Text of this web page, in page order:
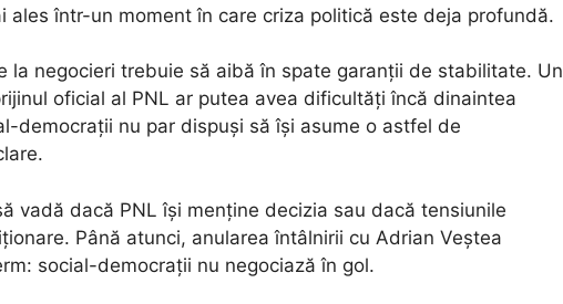
ales într-un moment în care criza politică este deja profundă.
la negocieri trebuie să aibă în spate garanții de stabilitate. Un
oficial al PNL ar putea avea dificultăți încă dinaintea
democrații nu par dispuși să își asume o astfel de
vadă dacă PNL își menține decizia sau dacă tensiunile
Până atunci, anularea întâlnirii cu Adrian Veștea
social-democrații nu negociază în gol.